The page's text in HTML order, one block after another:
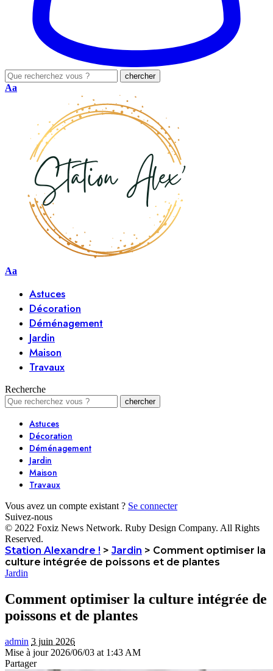
Aa
Aa
Astuces
Décoration
Déménagement
Jardin
Maison
Travaux
Recherche
Astuces
Décoration
Déménagement
Jardin
Maison
Travaux
Vous avez un compte existant ? Se connecter
Suivez-nous
© 2022 Foxiz News Network. Ruby Design Company. All Rights
Reserved.
Station Alexandre ! > Jardin > Comment optimiser la
culture intégrée de poissons et de plantes
Jardin
Comment optimiser la culture intégrée de
poissons et de plantes
admin 3 juin 2026
Mise à jour 2026/06/03 at 1:43 AM
Partager